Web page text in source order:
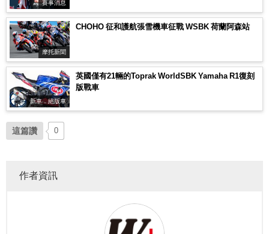
賽事消息
摩托新聞
CHOHO 征和護航張雪機車征戰 WSBK 荷蘭阿森站
新車．絕版車
英國僅有21輛的Toprak WorldSBK Yamaha R1復刻
版戰車
這篇讚 0
作者資訊